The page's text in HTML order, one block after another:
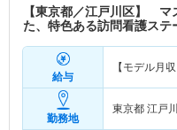
【東京都／江戸川区】 マ
た、特色ある訪問看護ステ
給与
【モデル月収
勤務地
東京都 江戸